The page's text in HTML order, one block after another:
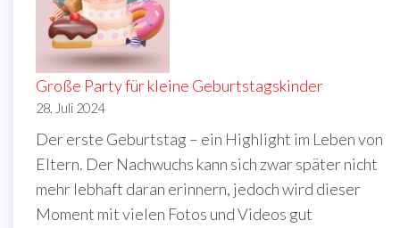
Große Party für kleine Geburtstagskinder
28. Juli 2024
Der erste Geburtstag – ein Highlight im Leben von
Eltern. Der Nachwuchs kann sich zwar später nicht
mehr lebhaft daran erinnern, jedoch wird dieser
Moment mit vielen Fotos und Videos gut